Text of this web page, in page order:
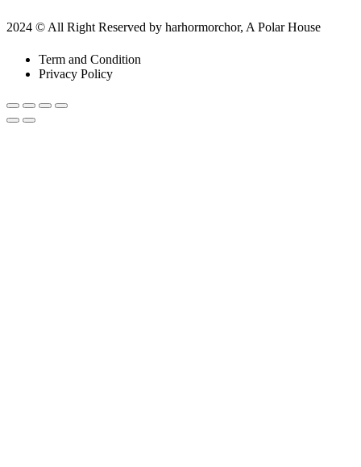
2024 © All Right Reserved by harhormorchor, A Polar House
Term and Condition
Privacy Policy